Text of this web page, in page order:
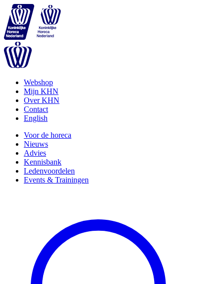
Webshop
Mijn KHN
Over KHN
Contact
English
Voor de horeca
Nieuws
Advies
Kennisbank
Ledenvoordelen
Events & Trainingen